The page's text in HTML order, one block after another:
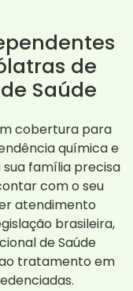
de
Saúde
cobertura para
química e
sua família precisa
com o seu
atendimento
brasileira,
de Saúde
tratamento em